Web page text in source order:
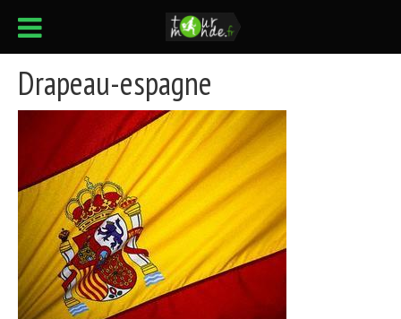
Drapeau-espagne